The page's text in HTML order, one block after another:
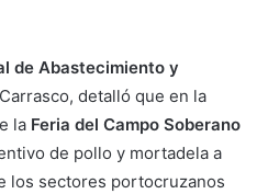
de Abastecimiento y
detalló que en la
la Feria del Campo Soberano
de pollo y mortadela a
los sectores portocruzanos